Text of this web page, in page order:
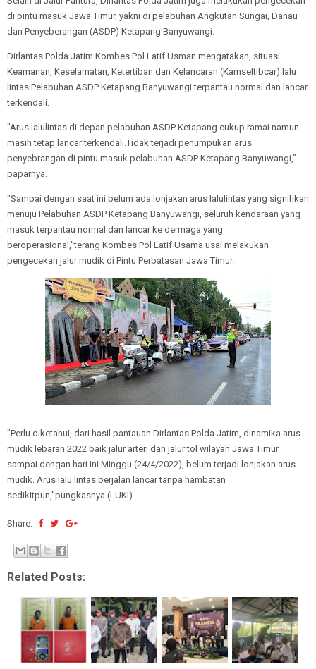
di pintu masuk Jawa Timur, yakni di pelabuhan Angkutan Sungai, Danau
dan Penyeberangan (ASDP) Ketapang Banyuwangi.
Dirlantas Polda Jatim Kombes Pol Latif Usman mengatakan, situasi
Keamanan, Keselamatan, Ketertiban dan Kelancaran (Kamseltibcar) lalu
lintas Pelabuhan ASDP Ketapang Banyuwangi terpantau normal dan lancar
terkendali.
"Arus lalulintas di depan pelabuhan ASDP Ketapang cukup ramai namun
masih tetap lancar terkendali.Tidak terjadi penumpukan arus
penyebrangan di pintu masuk pelabuhan ASDP Ketapang Banyuwangi,"
paparnya.
"Sampai dengan saat ini belum ada lonjakan arus lalulintas yang signifikan
menuju Pelabuhan ASDP Ketapang Banyuwangi, seluruh kendaraan yang
masuk terpantau normal dan lancar ke dermaga yang
beroperasional,"terang Kombes Pol Latif Usama usai melakukan
pengecekan jalur mudik di Pintu Perbatasan Jawa Timur.
"Perlu diketahui, dari hasil pantauan Dirlantas Polda Jatim, dinamika arus
mudik lebaran 2022 baik jalur arteri dan jalur tol wilayah Jawa Timur
sampai dengan hari ini Minggu (24/4/2022), belum terjadi lonjakan arus
mudik. Arus lalu lintas berjalan lancar tanpa hambatan
sedikitpun,"pungkasnya.(LUKI)
Share:
Related Posts: